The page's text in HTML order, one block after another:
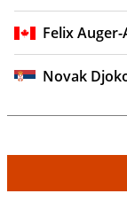
Felix
Novak